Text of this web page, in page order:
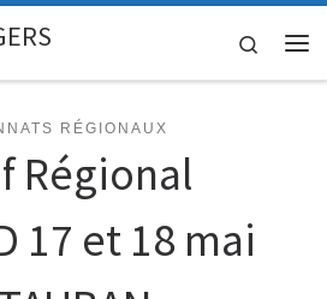
Search
RÉGIONAUX
Régional
17 et 18 mai